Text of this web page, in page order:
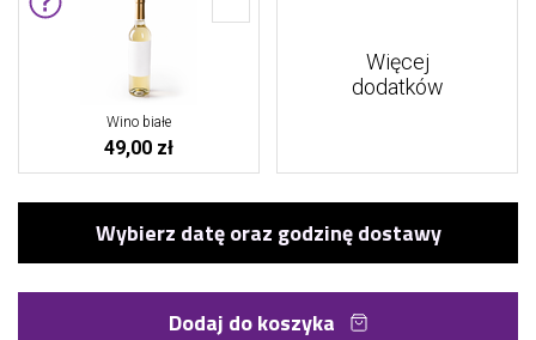
Wino białe
49,00 zł
Więcej
dodatków
Dodaj do koszyka